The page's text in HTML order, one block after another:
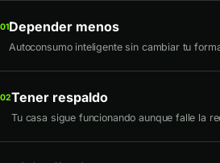
01Depender menos
Autoconsumo inteligente sin cambiar tu
02Tener respaldo
Tu casa sigue funcionando aunque falle la